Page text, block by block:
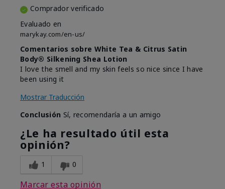
Comprador verificado
Evaluado en
marykay.com/en-us/
Comentarios sobre White Tea & Citrus Satin
Body® Silkening Shea Lotion
I love the smell and my skin feels so nice since I have
been using it
Mostrar Traducción
Conclusión Sí, recomendaría a un amigo
¿Le ha resultado útil esta
opinión?
1 0
Marcar esta opinión